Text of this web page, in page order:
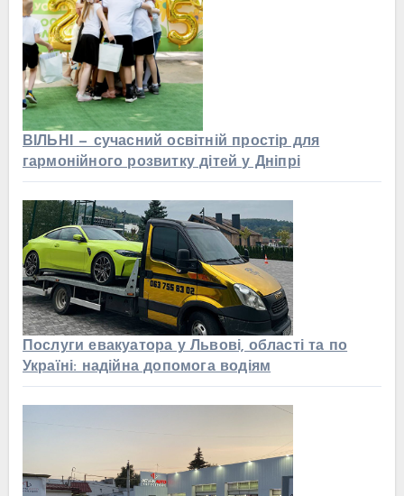
ВІЛЬНІ — сучасний освітній простір для
гармонійного розвитку дітей у Дніпрі
Послуги евакуатора у Львові, області та по
Україні: надійна допомога водіям